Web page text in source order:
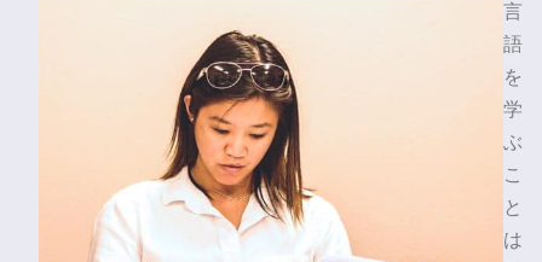
言
語
を
学
ぶ
こ
と
は